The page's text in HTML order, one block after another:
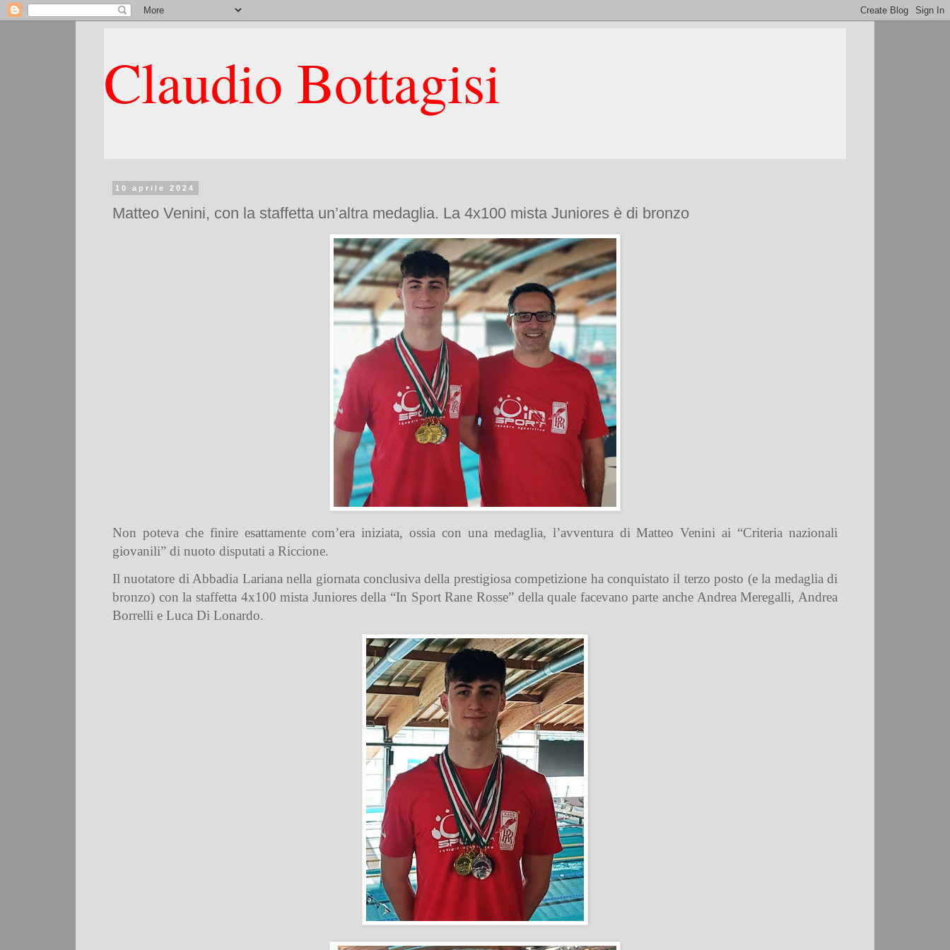
Claudio Bottagisi
10 aprile 2024
Matteo Venini, con la staffetta un’altra medaglia. La 4x100 mista Juniores è di bronzo
Non poteva che finire esattamente com’era iniziata, ossia con una medaglia, l’avventura di Matteo Venini ai “Criteria nazionali
giovanili” di nuoto disputati a Riccione.
Il nuotatore di Abbadia Lariana nella giornata conclusiva della prestigiosa competizione ha conquistato il terzo posto (e la medaglia di
bronzo) con la staffetta 4x100 mista Juniores della “In Sport Rane Rosse” della quale facevano parte anche Andrea Meregalli, Andrea
Borrelli e Luca Di Lonardo.